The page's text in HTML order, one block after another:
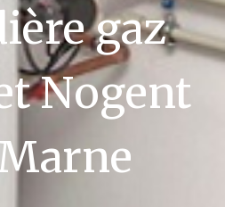
gaz
Nogent
Marne